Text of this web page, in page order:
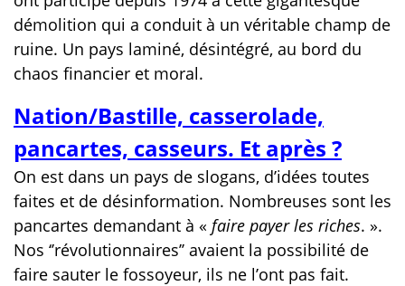
démolition qui a conduit à un véritable champ de
ruine. Un pays laminé, désintégré, au bord du
chaos financier et moral.
Nation/Bastille, casserolade,
pancartes, casseurs. Et après ?
On est dans un pays de slogans, d’idées toutes
faites et de désinformation. Nombreuses sont les
pancartes demandant à « faire payer les riches. ».
Nos ‘’révolutionnaires’’ avaient la possibilité de
faire sauter le fossoyeur, ils ne l’ont pas fait.